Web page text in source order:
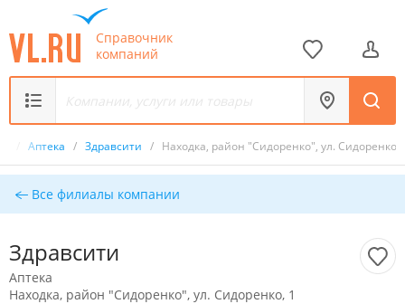
Справочник
компаний
Аптека / Здравсити / Находка, район "Сидоренко", ул. Сидоренко,
Все филиалы компании
Здравсити
Аптека
Находка, район "Сидоренко", ул. Сидоренко, 1